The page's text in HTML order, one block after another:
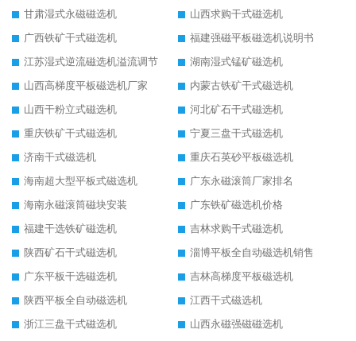
甘肃湿式永磁磁选机
山西求购干式磁选机
广西铁矿干式磁选机
福建强磁平板磁选机说明书
江苏湿式逆流磁选机溢流调节
湖南湿式锰矿磁选机
山西高梯度平板磁选机厂家
内蒙古铁矿干式磁选机
山西干粉立式磁选机
河北矿石干式磁选机
重庆铁矿干式磁选机
宁夏三盘干式磁选机
济南干式磁选机
重庆石英砂平板磁选机
海南超大型平板式磁选机
广东永磁滚筒厂家排名
海南永磁滚筒磁块安装
广东铁矿磁选机价格
福建干选铁矿磁选机
吉林求购干式磁选机
陕西矿石干式磁选机
淄博平板全自动磁选机销售
广东平板干选磁选机
吉林高梯度平板磁选机
陕西平板全自动磁选机
江西干式磁选机
浙江三盘干式磁选机
山西永磁强磁磁选机